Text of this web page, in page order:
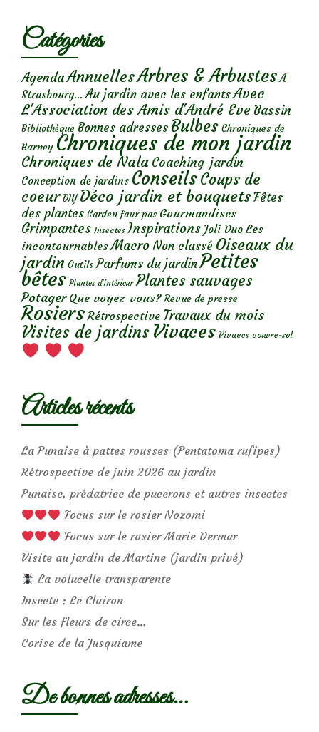
Catégories
AgendaAnnuellesArbres & Arbustes A
Strasbourg... Au jardin avec les enfantsAvec
L'Association des Amis d'André Eve Bassin
Bibliothèque Bonnes adresses Bulbes Chroniques de
Barney Chroniques de mon jardin
Chroniques de Nala Coaching-jardin
Conception de jardins ConseilsCoups de
coeur DIY Déco jardin et bouquetsFêtes
des plantes Garden faux pas Gourmandises
Grimpantes Insectes Inspirations Joli Duo Les
incontournables Macro Non classé Oiseaux du
jardin Outils Parfums du jardinPetites
bêtes Plantes d’intérieur Plantes sauvages
Potager Que voyez-vous? Revue de presse
Rosiers Rétrospective Travaux du mois
Visites de jardins Vivaces Vivaces couvre-sol
Articles récents
La Punaise à pattes rousses (Pentatoma rufipes)
Rétrospective de juin 2026 au jardin
Punaise, prédatrice de pucerons et autres insectes
Focus sur le rosier Nozomi
Focus sur le rosier Marie Dermar
Visite au jardin de Martine (jardin privé)
La volucelle transparente
Insecte : Le Clairon
Sur les fleurs de circe…
Corise de la Jusquiame
De bonnes adresses…